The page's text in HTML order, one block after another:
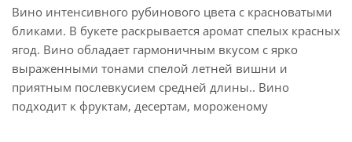
Вино интенсивного рубинового цвета с красноватыми
бликами. В букете раскрывается аромат спелых красных
ягод. Вино обладает гармоничным вкусом с ярко
выраженными тонами спелой летней вишни и
приятным послевкусием средней длины.. Вино
подходит к фруктам, десертам, мороженому